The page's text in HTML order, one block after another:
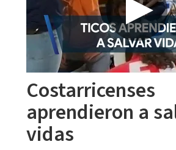
Costarricenses
aprendieron a
vidas